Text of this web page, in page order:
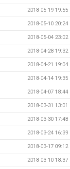
2018-05-19 19:55
2018-05-10 20:24
2018-05-04 23:02
2018-04-28 19:32
2018-04-21 19:04
2018-04-14 19:35
2018-04-07 18:44
2018-03-31 13:01
2018-03-30 17:48
2018-03-24 16:39
2018-03-17 09:12
2018-03-10 18:37